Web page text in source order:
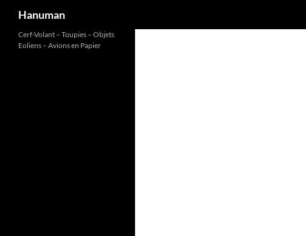
Aller
Hanuman
Cerf-Volant – Toupies – Objets
Eoliens – Avions en Papier